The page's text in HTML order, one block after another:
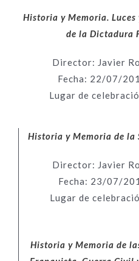
Historia y Memoria. Luces
de la Dictadura
Director: Javier
Fecha: 22/07/
Lugar de
Historia y Memoria de la
Director: Javier
Fecha: 23/07/
Lugar de
Historia y Memoria de